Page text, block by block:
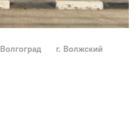
г. Волгоград
г. Волжский